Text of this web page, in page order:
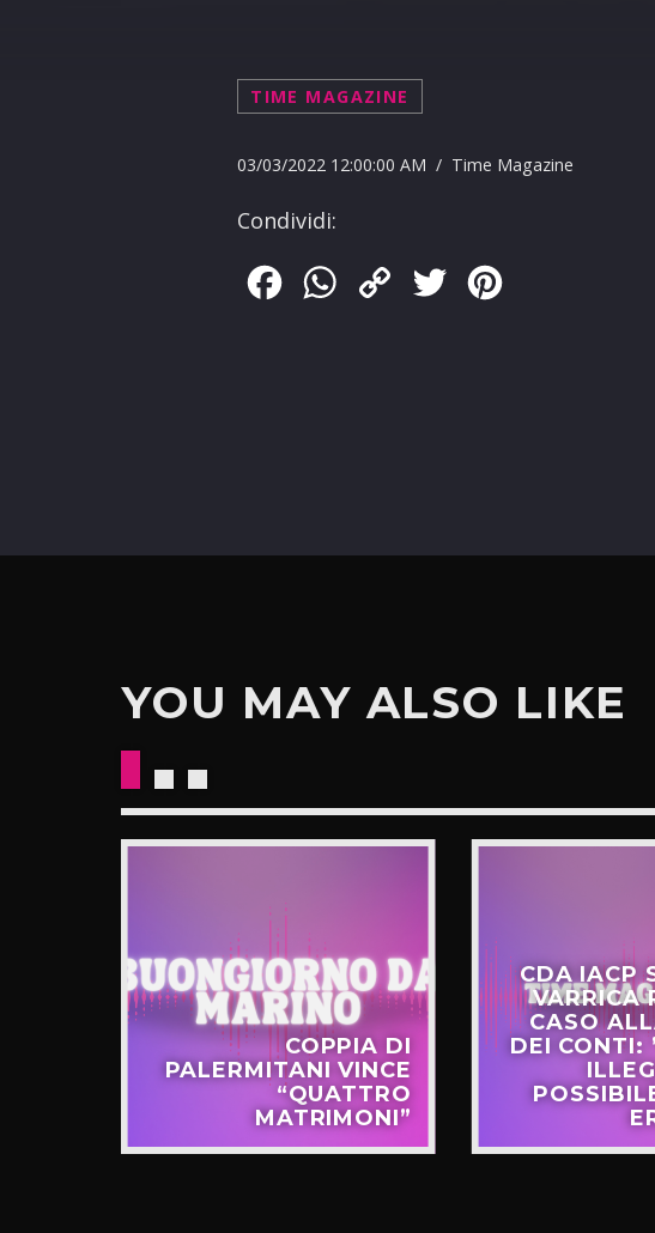
TIME MAGAZINE
03/03/2022 12:00:00 AM / Time Magazine
Condividi:
FacebookWhatsApp
Copy
Twitter
YOU MAY ALSO LIKE
COPPIA DI
PALERMITANI VINCE
“QUATTRO
MATRIMONI”
CDA IACP
VARRICA
CASO
DEI CONTI: